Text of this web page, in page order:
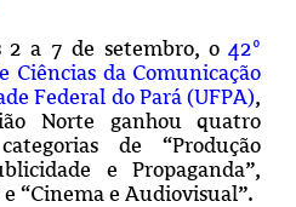
2 a 7 de setembro, o42º
Ciências da Comunicação
Federal do Pará (UFPA),
Norte ganhou quatro
de “Produção
e Propaganda”,
“Cinema e Audiovisual”.